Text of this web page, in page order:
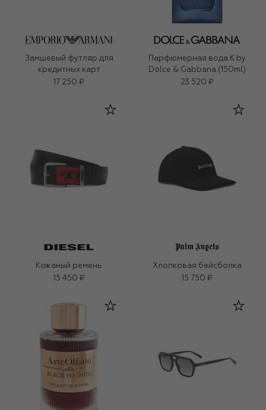
Замшевый футляр для
кредитных карт
17 250 ₽
Парфюмерная вода K by
Dolce & Gabbana (150ml)
23 520 ₽
Кожаный ремень
15 450 ₽
Хлопковая бейсболка
15 750 ₽